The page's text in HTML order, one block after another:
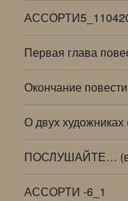
Первая глава
Окончание
О двух
ПОСЛУШАЙТЕ…
АССОРТИ -6_1